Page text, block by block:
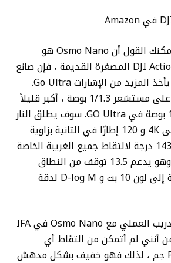
على الرغم من أنه يمكنك القول أن Osmo Nano هو
استمرار لكاميرا DJI Action 2 المصغرة القديمة ، فإن صانع
الطائرات بدون طيار يأخذ المزيد من الإشارات Go Ultra.
يشتمل نانو OSMO على مستشعر 1/1.3 بوصة ، أكبر قليلاً
من مستشعر 1/1.28 بوصة في GO Ultra. سوف يطلق النار
على دقة ما يصل إلى 4K و 120 إطارًا في الثانية بزاوية
واسعة كحد أقصى 143 درجة لالتقاط جميع الغريبة الخاصة
بك دون أي معالجة. وهو يدعم 13.5 توقف من النطاق
الديناميكي بالإضافة إلى لون 10 بت و D-log M لدقة
لقد حصلت على التدريب العملي مع Osmo Nano في IFA
من أنني لم أتمكن من التقاط أي
لقطات. يزن POD 52 جم ، لذلك فهو خفيف بشكل مدهش